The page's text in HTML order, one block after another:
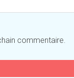
commentaire.